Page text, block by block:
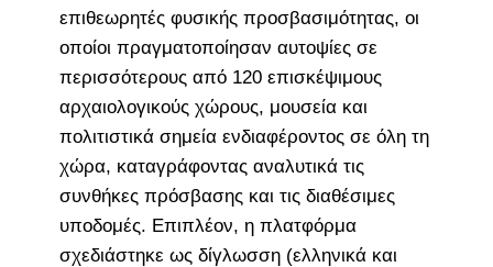
επιθεωρητές φυσικής προσβασιμότητας, οι
οποίοι πραγματοποίησαν αυτοψίες σε
περισσότερους από 120 επισκέψιμους
αρχαιολογικούς χώρους, μουσεία και
πολιτιστικά σημεία ενδιαφέροντος σε όλη τη
χώρα, καταγράφοντας αναλυτικά τις
συνθήκες πρόσβασης και τις διαθέσιμες
υποδομές. Επιπλέον, η πλατφόρμα
σχεδιάστηκε ως δίγλωσση (ελληνικά και